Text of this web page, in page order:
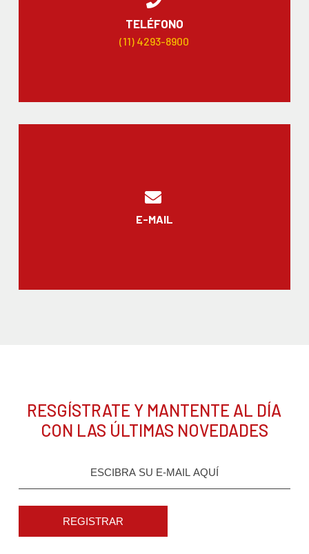
TELÉFONO
(11) 4293-8900
E-MAIL
RESGÍSTRATE Y MANTENTE AL DÍA
CON LAS ÚLTIMAS NOVEDADES
REGISTRAR